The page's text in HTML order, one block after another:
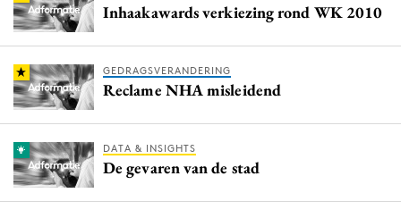
Inhaakawards verkiezing rond WK 2010
GEDRAGSVERANDERING
Reclame NHA misleidend
DATA & INSIGHTS
De gevaren van de stad